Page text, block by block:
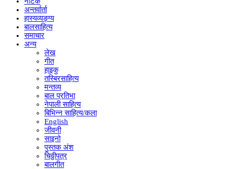
अन्तर्वार्ता
हास्यव्यङ्ग्य
बालसाहित्य
समाचार
अन्य
लेख
गीत
हाइकु
तस्बिरसाहित्य
मन्तव्य
बाल प्रतिभा
नेपाली साहित्य
बिभिन्न साहित्य/कला
English
जीवनी
साइनो
पुस्तक अंश
चिठ्ठीपत्र
बालगीत